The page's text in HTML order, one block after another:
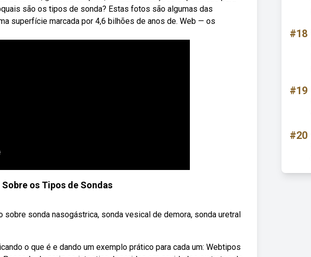
são os tipos de sonda? Estas fotos são algumas das
superfície marcada por 4,6 bilhões de anos de. Web — os
os Tipos de Sondas
sonda nasogástrica, sonda vesical de demora, sonda uretral
o que é e dando um exemplo prático para cada um: Webtipos
#18
#19
#20